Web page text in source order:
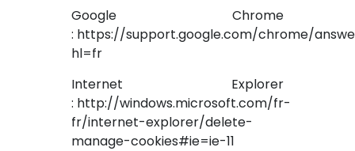
Google Chrome
: https://support.google.com/chrome/
hl=fr
Internet Explorer
: http://windows.microsoft.com/fr-
fr/internet-explorer/delete-
manage-cookies#ie=ie-11